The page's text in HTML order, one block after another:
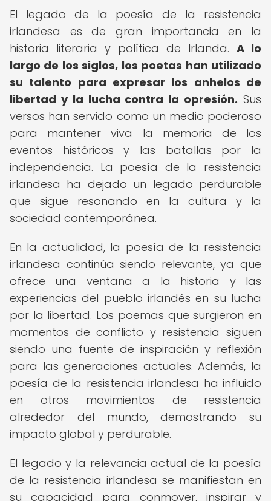
El legado de la poesía de la resistencia
irlandesa es de gran importancia en la
historia literaria y política de Irlanda. A lo
largo de los siglos, los poetas han utilizado
su talento para expresar los anhelos de
libertad y la lucha contra la opresión. Sus
versos han servido como un medio poderoso
para mantener viva la memoria de los
eventos históricos y las batallas por la
independencia. La poesía de la resistencia
irlandesa ha dejado un legado perdurable
que sigue resonando en la cultura y la
sociedad contemporánea.
En la actualidad, la poesía de la resistencia
irlandesa continúa siendo relevante, ya que
ofrece una ventana a la historia y las
experiencias del pueblo irlandés en su lucha
por la libertad. Los poemas que surgieron en
momentos de conflicto y resistencia siguen
siendo una fuente de inspiración y reflexión
para las generaciones actuales. Además, la
poesía de la resistencia irlandesa ha influido
en otros movimientos de resistencia
alrededor del mundo, demostrando su
impacto global y perdurable.
El legado y la relevancia actual de la poesía
de la resistencia irlandesa se manifiestan en
su capacidad para conmover, inspirar y